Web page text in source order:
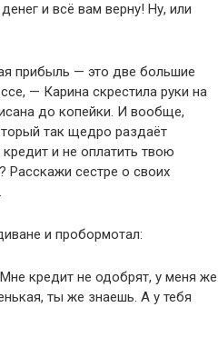
и всё вам верну! Ну, или
прибыль — это две большие
— Карина скрестила руки на
до копейки. И вообще,
так щедро раздаёт
и не оплатить твою
Расскажи сестре о своих
и пробормотал:
кредит не одобрят, у меня же
ты же знаешь. А у тебя